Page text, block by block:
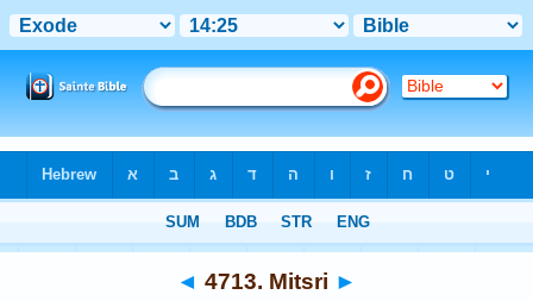
◄ 4713. Mitsri ►